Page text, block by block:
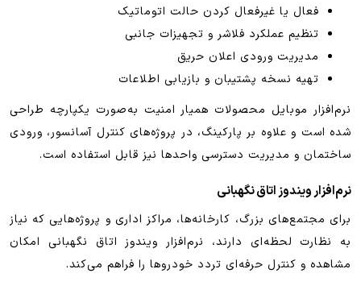
فعال یا غیرفعال کردن حالت اتوماتیک
تنظیم عملکرد فلاشر و تجهیزات جانبی
مدیریت ورودی اعلان حریق
تهیه نسخه پشتیبان و بازیابی اطلاعات
نرم‌افزار موبایل محصولات همیار امنیت به‌صورت یکپارچه طراحی
شده است و علاوه بر پارکینگ، در پروژه‌های کنترل آسانسور، ورودی
ساختمان و مدیریت دسترسی واحدها نیز قابل استفاده است.
نرم‌افزار ویندوز اتاق نگهبانی
برای مجتمع‌های بزرگ، کارخانه‌ها، مراکز اداری و پروژه‌هایی که نیاز
به نظارت لحظه‌ای دارند، نرم‌افزار ویندوز اتاق نگهبانی امکان
مشاهده و کنترل حرفه‌ای تردد خودروها را فراهم می‌کند.